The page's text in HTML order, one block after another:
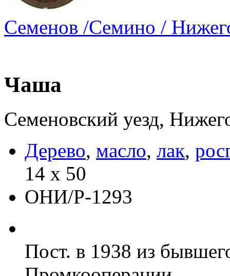
Семенов /Семино /
Чаша
Семеновский уезд,
Дерево, масло, лак,
14 х 50
ОНИ/Р-1293
Пост. в 1938 из